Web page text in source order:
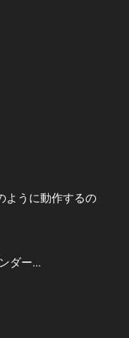
ように動作するの
ダー...